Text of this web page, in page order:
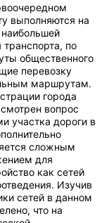
выполняются на
по
общественного
перевозку
маршрутам.
города
вопрос
участка дороги в
сложным
для
как сетей
Изучив
сетей в данном
что на